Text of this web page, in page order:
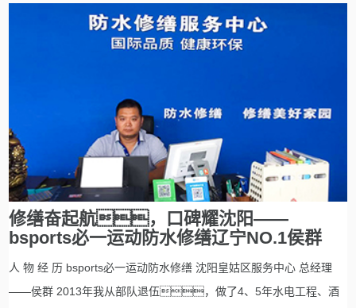
修缮奋起航，口碑耀沈阳——
bsports必一运动防水修缮辽宁NO.1侯群
人 物 经 历 bsports必一运动防水修缮 沈阳皇姑区服务中心 总经理
——侯群 2013年我从部队退伍，做了4、5年水电工程、酒